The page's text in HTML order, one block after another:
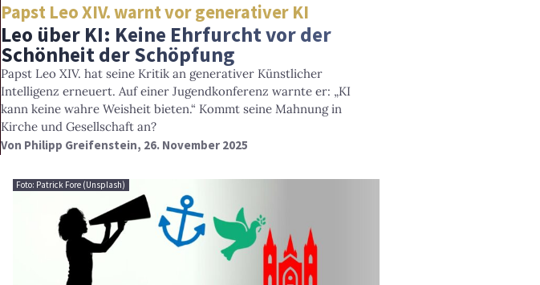
Papst Leo XIV. warnt vor generativer KI
Leo über KI: Keine Ehrfurcht vor der
Schönheit der Schöpfung
Papst Leo XIV. hat seine Kritik an generativer Künstlicher
Intelligenz erneuert. Auf einer Jugendkonferenz warnte er: „KI
kann keine wahre Weisheit bieten.“ Kommt seine Mahnung in
Kirche und Gesellschaft an?
Von Philipp Greifenstein, 26. November 2025
Foto: Patrick Fore (Unsplash)